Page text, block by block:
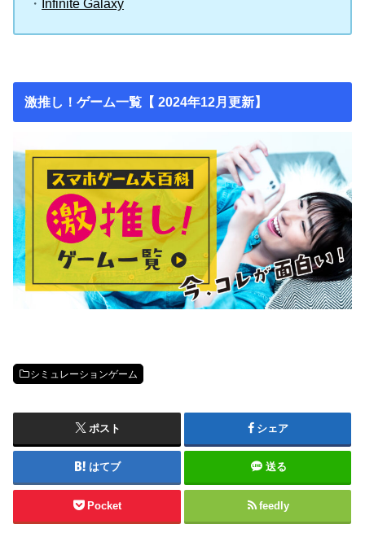
・ Infinite Galaxy
激推し！ゲーム一覧【 2024年12月更新】
シミュレーションゲーム
ポスト シェア
はてブ 送る
Pocket feedly